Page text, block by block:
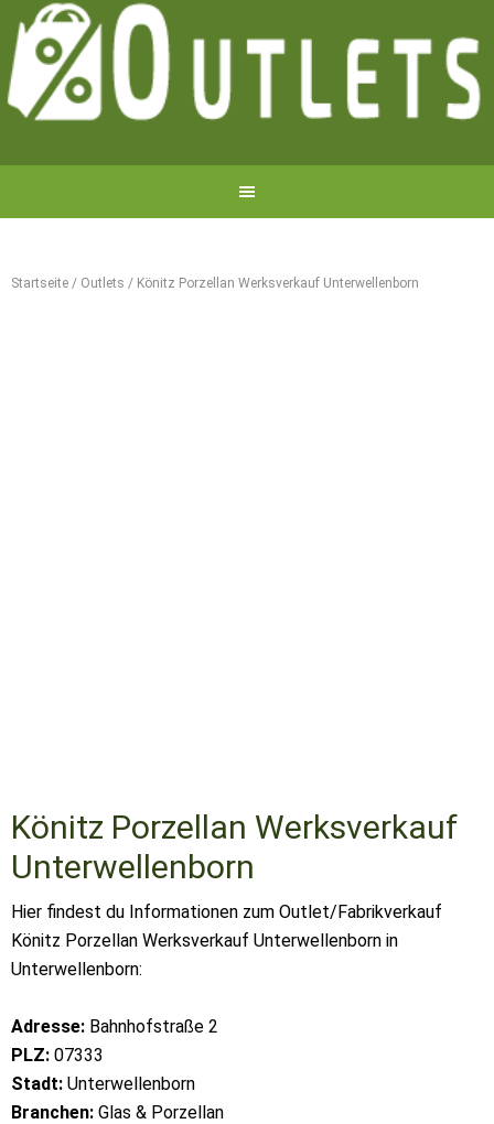
Startseite / Outlets / Könitz Porzellan Werksverkauf Unterwellenborn
Könitz Porzellan Werksverkauf
Unterwellenborn
Hier findest du Informationen zum Outlet/Fabrikverkauf
Könitz Porzellan Werksverkauf Unterwellenborn in
Unterwellenborn:
Adresse: Bahnhofstraße 2
PLZ: 07333
Stadt: Unterwellenborn
Branchen: Glas & Porzellan